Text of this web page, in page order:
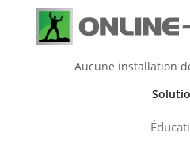
Aucune installation